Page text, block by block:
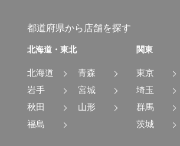
都道府県から店舗を探す
北海道・東北
北海道
青森
岩手
宮城
秋田
山形
福島
関東
東京
埼玉
群馬
茨城